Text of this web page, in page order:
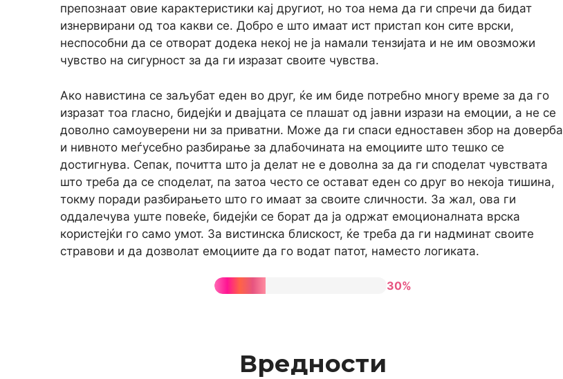
препознаат овие карактеристики кај другиот, но тоа нема да ги спречи да бидат
изнервирани од тоа какви се. Добро е што имаат ист пристап кон сите врски,
неспособни да се отворат додека некој не ја намали тензијата и не им овозможи
чувство на сигурност за да ги изразат своите чувства.
Ако навистина се заљубат еден во друг, ќе им биде потребно многу време за да го
изразат тоа гласно, бидејќи и двајцата се плашат од јавни изрази на емоции, а не се
доволно самоуверени ни за приватни. Може да ги спаси едноставен збор на доверба
и нивното меѓусебно разбирање за длабочината на емоциите што тешко се
достигнува. Сепак, почитта што ја делат не е доволна за да ги споделат чувствата
што треба да се споделат, па затоа често се остават еден со друг во некоја тишина,
токму поради разбирањето што го имаат за своите сличности. За жал, ова ги
оддалечува уште повеќе, бидејќи се борат да ја одржат емоционалната врска
користејќи го само умот. За вистинска блискост, ќе треба да ги надминат своите
стравови и да дозволат емоциите да го водат патот, наместо логиката.
30%
Вредности